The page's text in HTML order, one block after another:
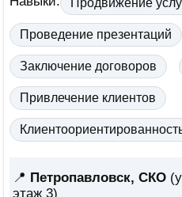
Продвижение
Проведение презентаций
Заключение договоров
Привлечение клиентов
📍 Петропавловск, СКО
этаж 3)